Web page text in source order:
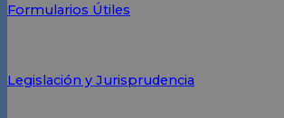
Formularios Útiles
Legislación y Jurisprudencia